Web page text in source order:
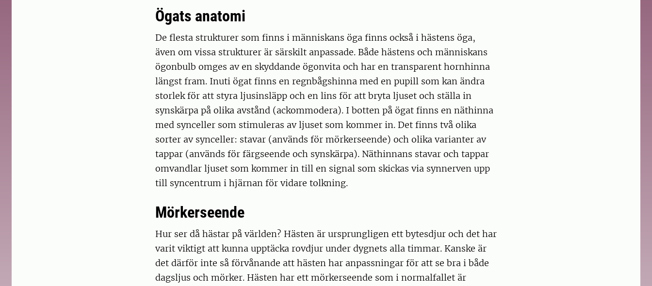
Ögats anatomi
De flesta strukturer som finns i människans öga finns också i hästens öga,
även om vissa strukturer är särskilt anpassade. Både hästens och människans
ögonbulb omges av en skyddande ögonvita och har en transparent hornhinna
längst fram. Inuti ögat finns en regnbågshinna med en pupill som kan ändra
storlek för att styra ljusinsläpp och en lins för att bryta ljuset och ställa in
synskärpa på olika avstånd (ackommodera). I botten på ögat finns en näthinna
med synceller som stimuleras av ljuset som kommer in. Det finns två olika
sorter av synceller: stavar (används för mörkerseende) och olika varianter av
tappar (används för färgseende och synskärpa). Näthinnans stavar och tappar
omvandlar ljuset som kommer in till en signal som skickas via synnerven upp
till syncentrum i hjärnan för vidare tolkning.
Mörkerseende
Hur ser då hästar på världen? Hästen är ursprungligen ett bytesdjur och det har
varit viktigt att kunna upptäcka rovdjur under dygnets alla timmar. Kanske är
det därför inte så förvånande att hästen har anpassningar för att se bra i både
dagsljus och mörker. Hästen har ett mörkerseende som i normalfallet är